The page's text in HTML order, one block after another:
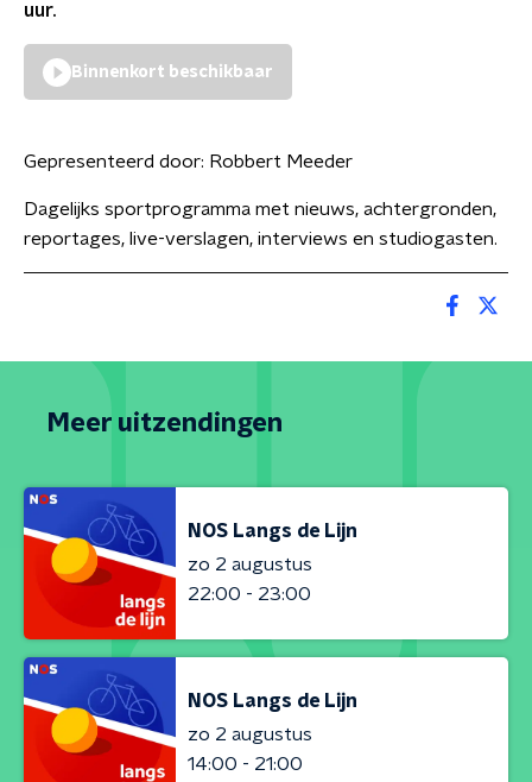
uur.
Binnenkort beschikbaar
Gepresenteerd door: Robbert Meeder
Dagelijks sportprogramma met nieuws, achtergronden,
reportages, live-verslagen, interviews en studiogasten.
Meer uitzendingen
NOS Langs de Lijn
zo 2 augustus
22:00 - 23:00
NOS Langs de Lijn
zo 2 augustus
14:00 - 21:00